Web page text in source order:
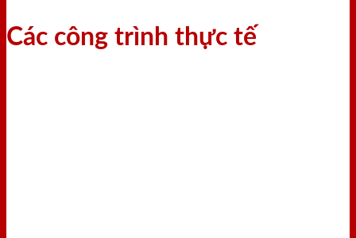
Các công trình thực tế